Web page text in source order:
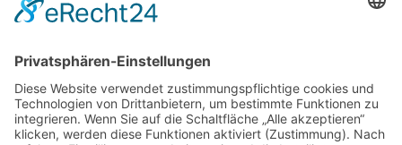
Sulzberger, Tobias Mayerhofer; 124 Farbfotos:
6/2021 Schon als ich das Buch-Cover
betrachte, bin ich begeistert. Auf so ein Buch
warte…BLATTSCHÖNHEITEN